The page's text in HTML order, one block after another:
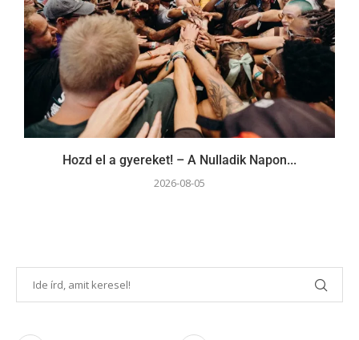
Hozd el a gyereket! – A Nulladik Napon...
2026-08-05